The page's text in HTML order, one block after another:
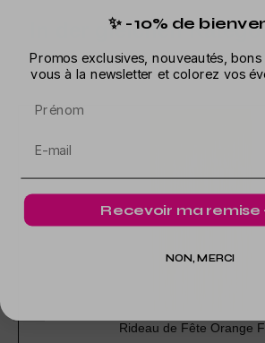
In der gleichen
Rideau de Fête Orange
✨ -10% de
Promos exclusives, nouveautés,
vous à la newsletter et colorez vos
Recevoir ma remise
NON, MERCI